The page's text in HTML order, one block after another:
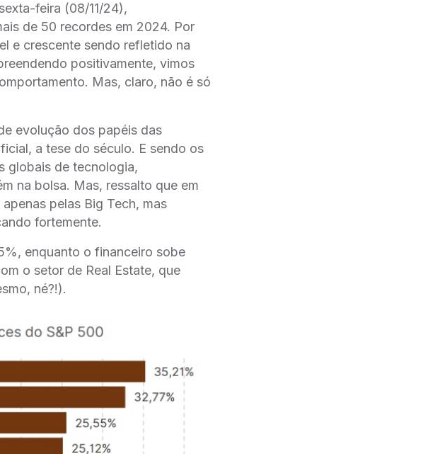
feira (08/11/24),
de 50 recordes em 2024. Por
e crescente sendo refletido na
positivamente, vimos
Mas, claro, não é só
evolução dos papéis das
a tese do século. E sendo os
globais de tecnologia,
na bolsa. Mas, ressalto que em
pelas Big Tech, mas
fortemente.
enquanto o financeiro sobe
o setor de Real Estate, que
né?!).